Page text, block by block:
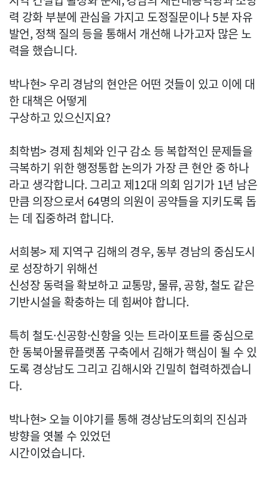
력 강화 부분에 관심을 가지고 도정질문이나 5분 자유
발언, 정책 질의 등을 통해서 개선해 나가고자 많은 노
력을 했습니다.
박나현> 우리 경남의 현안은 어떤 것들이 있고 이에 대
한 대책은 어떻게
구상하고 있으신지요?
최학범> 경제 침체와 인구 감소 등 복합적인 문제들을
극복하기 위한 행정통합 논의가 가장 큰 현안 중 하나
라고 생각합니다. 그리고 제12대 의회 임기가 1년 남은
만큼 의장으로서 64명의 의원이 공약들을 지키도록 돕
는 데 집중하려 합니다.
서희봉> 제 지역구 김해의 경우, 동부 경남의 중심도시
로 성장하기 위해선
신성장 동력을 확보하고 교통망, 물류, 공항, 철도 같은
기반시설을 확충하는 데 힘써야 합니다.
특히 철도·신공항·신항을 잇는 트라이포트를 중심으로
한 동북아물류플랫폼 구축에서 김해가 핵심이 될 수 있
도록 경상남도 그리고 김해시와 긴밀히 협력하겠습니
다.
박나현> 오늘 이야기를 통해 경상남도의회의 진심과
방향을 엿볼 수 있었던
시간이었습니다.